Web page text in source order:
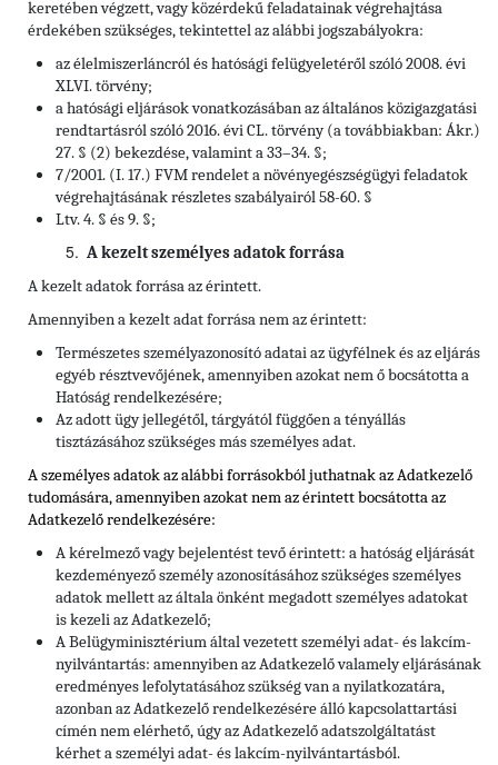
keretében végzett, vagy közérdekű feladatainak végrehajtása
érdekében szükséges, tekintettel az alábbi jogszabályokra:
az élelmiszerláncról és hatósági felügyeletéről szóló 2008. évi
XLVI. törvény;
a hatósági eljárások vonatkozásában az általános közigazgatási
rendtartásról szóló 2016. évi CL. törvény (a továbbiakban: Ákr.)
27. § (2) bekezdése, valamint a 33–34. §;
7/2001. (I. 17.) FVM rendelet a növényegészségügyi feladatok
végrehajtásának részletes szabályairól 58-60. §
Ltv. 4. § és 9. §;
A kezelt személyes adatok forrása
A kezelt adatok forrása az érintett.
Amennyiben a kezelt adat forrása nem az érintett:
Természetes személyazonosító adatai az ügyfélnek és az eljárás
egyéb résztvevőjének, amennyiben azokat nem ő bocsátotta a
Hatóság rendelkezésére;
Az adott ügy jellegétől, tárgyától függően a tényállás
tisztázásához szükséges más személyes adat.
A személyes adatok az alábbi forrásokból juthatnak az Adatkezelő
tudomására, amennyiben azokat nem az érintett bocsátotta az
Adatkezelő rendelkezésére:
A kérelmező vagy bejelentést tevő érintett: a hatóság eljárását
kezdeményező személy azonosításához szükséges személyes
adatok mellett az általa önként megadott személyes adatokat
is kezeli az Adatkezelő;
A Belügyminisztérium által vezetett személyi adat- és lakcím-
nyilvántartás: amennyiben az Adatkezelő valamely eljárásának
eredményes lefolytatásához szükség van a nyilatkozatára,
azonban az Adatkezelő rendelkezésére álló kapcsolattartási
címén nem elérhető, úgy az Adatkezelő adatszolgáltatást
kérhet a személyi adat- és lakcím-nyilvántartásból.